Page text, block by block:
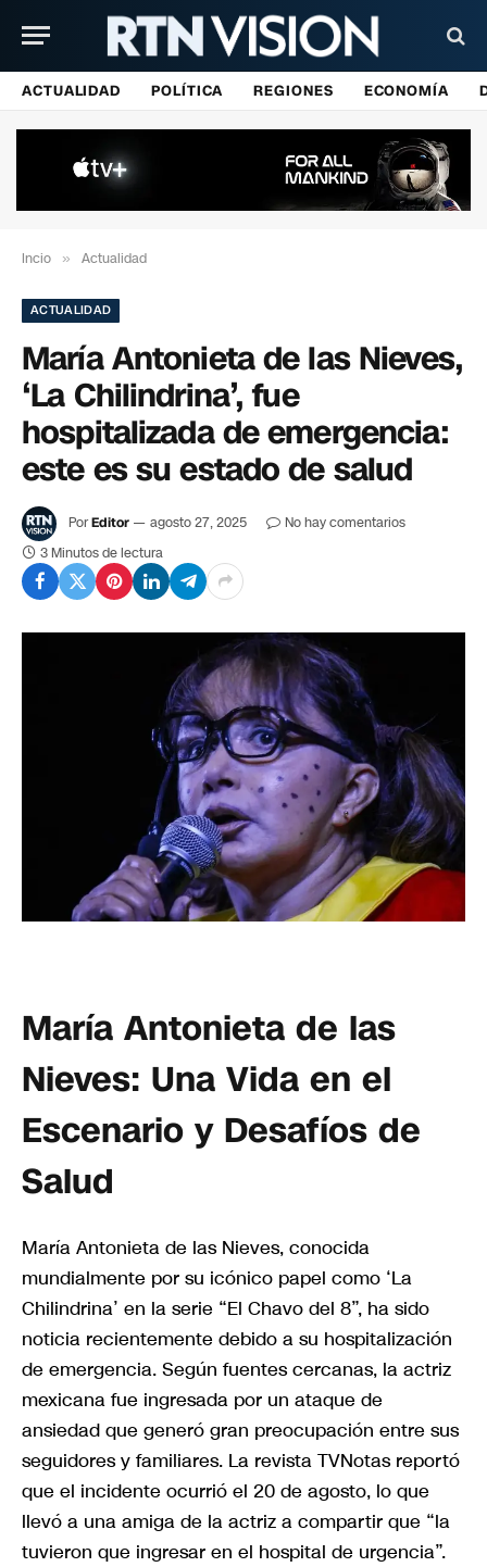
ACTUALIDAD POLÍTICA REGIONES ECONOMÍA
Incio » Actualidad
ACTUALIDAD
María Antonieta de las Nieves,
‘La Chilindrina’, fue
hospitalizada de emergencia:
este es su estado de salud
PorEditor agosto 27, 2025
No hay comentarios
3 Minutos de lectura
María Antonieta de las
Nieves: Una Vida en el
Escenario y Desafíos de
Salud
María Antonieta de las Nieves, conocida
mundialmente por su icónico papel como ‘La
Chilindrina’ en la serie “El Chavo del 8”, ha sido
noticia recientemente debido a su hospitalización
de emergencia. Según fuentes cercanas, la actriz
mexicana fue ingresada por un ataque de
ansiedad que generó gran preocupación entre sus
seguidores y familiares. La revista TVNotas reportó
que el incidente ocurrió el 20 de agosto, lo que
llevó a una amiga de la actriz a compartir que “la
tuvieron que ingresar en el hospital de urgencia”.